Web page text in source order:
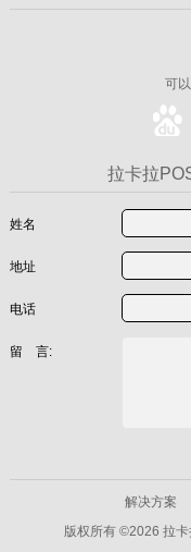
可
拉卡拉
姓名
地址
电话
留 言:
解决方案
版权所有 ©2026 拉卡